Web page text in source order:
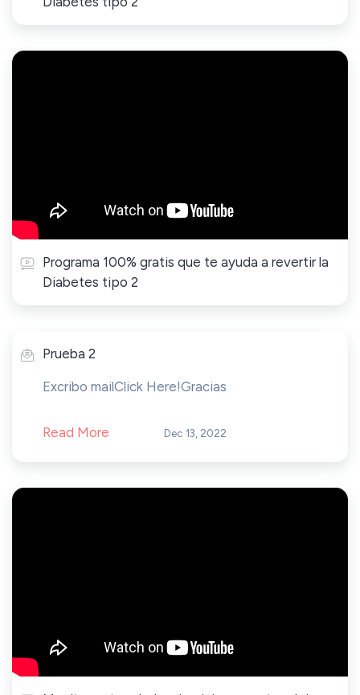
Programa 100% gratis que te ayuda a revertir la
Diabetes tipo 2
Prueba 2
Excribo mailClick Here!Gracias
Read More Dec 13, 2022